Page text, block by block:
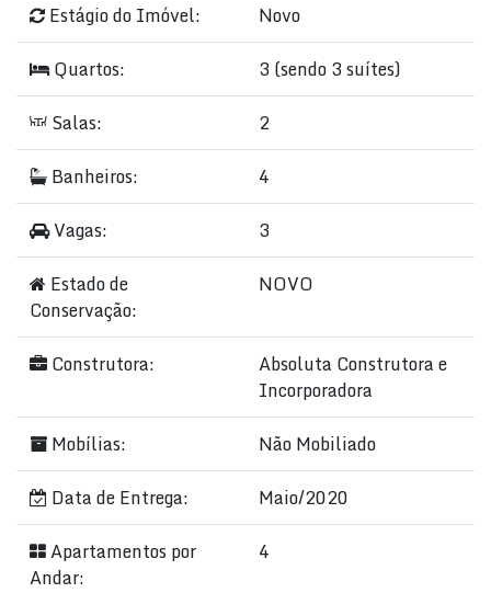
Estágio do Imóvel:
Novo
Quartos:
3 (sendo 3 suítes)
Salas:
2
Banheiros:
4
Vagas:
3
Estado de
Conservação:
NOVO
Construtora:
Absoluta Construtora e
Incorporadora
Mobílias:
Não Mobiliado
Data de Entrega:
Maio/2020
Apartamentos por
Andar:
4